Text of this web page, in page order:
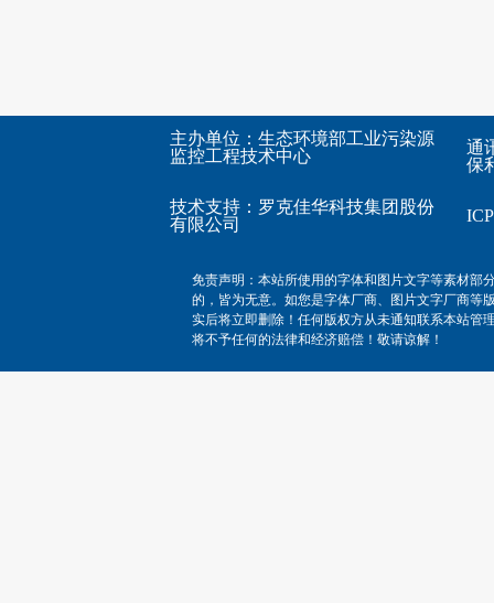
主办单位：生态环境部工业污染源
监控工程技术中心
技术支持： 罗克佳华科技集团股份
有限公司
通
保
免责声明：本站所使用的字体和图片文字等素材部
的，皆为无意。如您是字体厂商、图片文字厂商等
实后将立即删除！任何版权方从未通知联系本站管
将不予任何的法律和经济赔偿！敬请谅解！